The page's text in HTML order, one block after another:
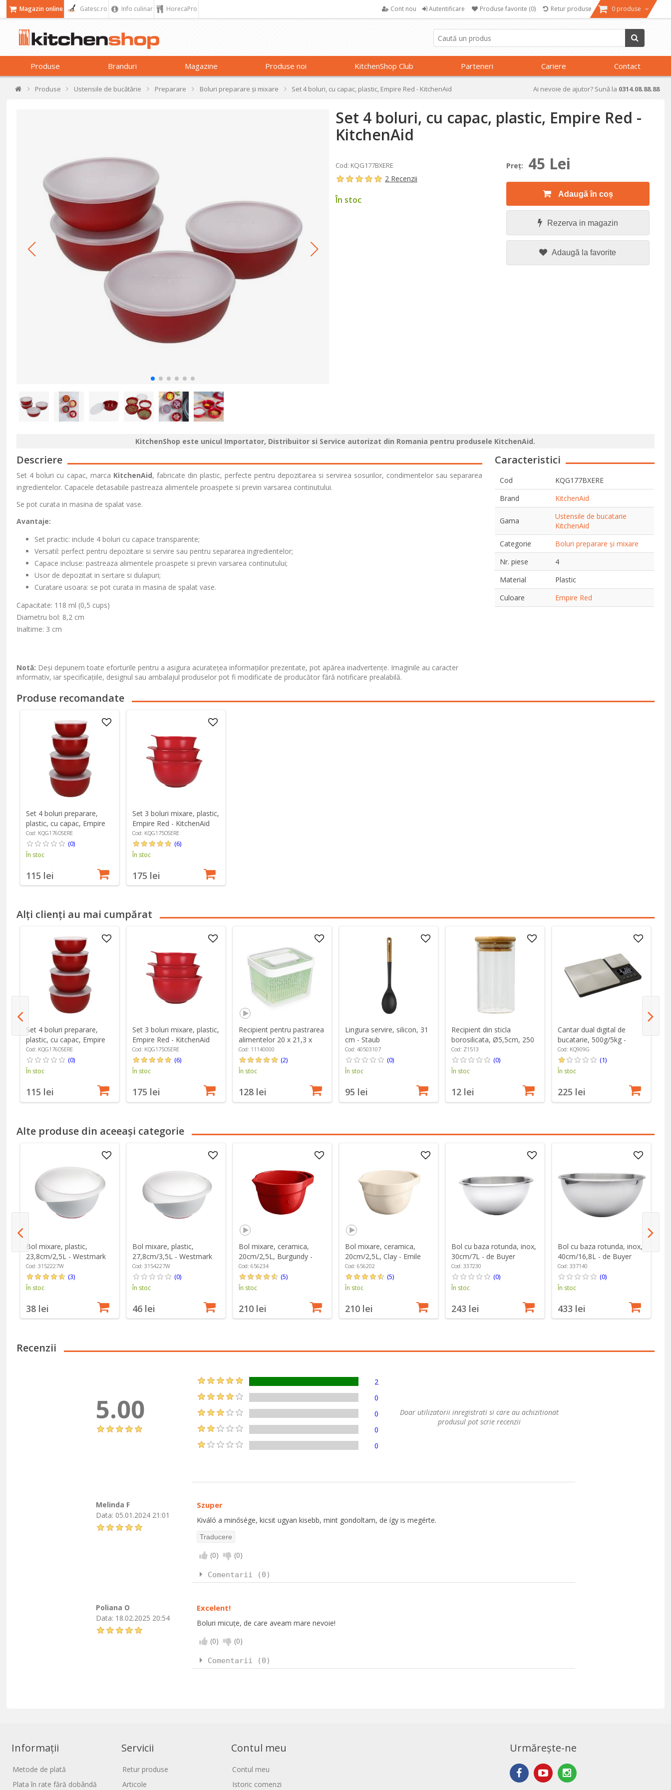
Magazin online Gatesc.ro Info culinar HorecaPro Cont nou Autentificare Produse favorite (0) Retur produse 0 produse
Produse Branduri Magazine Produse noi KitchenShop Club Parteneri Cariere Contact
Produse Ustensile de bucătărie Preparare Boluri preparare și mixare Set 4 boluri, cu capac, plastic, Empire Red - KitchenAid Ai nevoie de ajutor? Sună la 0314.08.88.88
Set 4 boluri, cu capac, plastic, Empire Red -
KitchenAid
Cod: KQG177BXERE
2 Recenzii
În stoc
Preţ: 45 Lei
Adaugă în coș
Rezerva in magazin
Adaugă la favorite
KitchenShop este unicul Importator, Distribuitor si Service autorizat din Romania pentru produsele KitchenAid.
Descriere
Set 4 boluri cu capac, marca KitchenAid, fabricate din plastic, perfecte pentru depozitarea si servirea sosurilor, condimentelor sau separarea
ingredientelor. Capacele detasabile pastreaza alimentele proaspete si previn varsarea continutului.
Se pot curata in masina de spalat vase.
Avantaje:
Set practic: include 4 boluri cu capace transparente;
Versatil: perfect pentru depozitare si servire sau pentru separarea ingredientelor;
Capace incluse: pastreaza alimentele proaspete si previn varsarea continutului;
Usor de depozitat in sertare si dulapuri;
Curatare usoara: se pot curata in masina de spalat vase.
Capacitate: 118 ml (0,5 cups)
Diametru bol: 8,2 cm
Inaltime: 3 cm
Caracteristici
Cod
KQG177BXERE
Brand
KitchenAid
Gama
Ustensile de bucatarie
KitchenAid
Categorie
Boluri preparare și mixare
Nr. piese
4
Material
Plastic
Culoare
Empire Red
Notă: Deși depunem toate eforturile pentru a asigura acuratețea informațiilor prezentate, pot apărea inadvertențe. Imaginile au caracter
informativ, iar specificațiile, designul sau ambalajul produselor pot fi modificate de producător fără notificare prealabilă.
Produse recomandate
Set 4 boluri preparare,
plastic, cu capac, Empire
Red - KitchenAid
Cod: KQG176OSERE
(0)
În stoc
115 lei
Set 3 boluri mixare, plastic,
Empire Red - KitchenAid
Cod: KQG175OSERE
(6)
În stoc
175 lei
Alți clienți au mai cumpărat
Set 4 boluri preparare,
plastic, cu capac, Empire
Red - KitchenAid
Cod: KQG176OSERE
(0)
În stoc
115 lei
Set 3 boluri mixare, plastic,
Empire Red - KitchenAid
Cod: KQG175OSERE
(6)
În stoc
175 lei
Recipient pentru pastrarea
alimentelor 20 x 21,3 x
15,3 cm, 4 L, "GreenSaver"
- OXO
Cod: 11140000
(2)
În stoc
128 lei
Lingura servire, silicon, 31
cm - Staub
Cod: 40503107
(0)
În stoc
95 lei
Recipient din sticla
borosilicata, Ø5,5cm, 250
ml - Zokura
Cod: Z1513
(0)
În stoc
12 lei
Cantar dual digital de
bucatarie, 500g/5kg -
KitchenAid
Cod: KQ909G
(1)
În stoc
225 lei
Alte produse din aceeași categorie
Bol mixare, plastic,
23,8cm/2,5L - Westmark
Cod: 3152227W
(3)
În stoc
38 lei
Bol mixare, plastic,
27,8cm/3,5L - Westmark
Cod: 3154227W
(0)
În stoc
46 lei
Bol mixare, ceramica,
20cm/2,5L, Burgundy -
Emile Henry
Cod: 656234
(5)
În stoc
210 lei
Bol mixare, ceramica,
20cm/2,5L, Clay - Emile
Henry
Cod: 656202
(5)
În stoc
210 lei
Bol cu baza rotunda, inox,
30cm/7L - de Buyer
Cod: 337230
(0)
În stoc
243 lei
Bol cu baza rotunda, inox,
40cm/16,8L - de Buyer
Cod: 337140
(0)
În stoc
433 lei
Recenzii
5.00
2
0
0
0
0
Doar utilizatorii inregistrati si care au achizitionat
produsul pot scrie recenzii
Melinda F
Data: 05.01.2024 21:01
Szuper
Kiváló a minősége, kicsit ugyan kisebb, mint gondoltam, de így is megérte.
(0) (0)
Comentarii (0)
Poliana O
Data: 18.02.2025 20:54
Excelent!
Boluri micuțe, de care aveam mare nevoie!
(0) (0)
Comentarii (0)
Informații
Metode de plată
Plata în rate fără dobândă
Servicii
Retur produse
Articole
Contul meu
Contul meu
Istoric comenzi
Urmărește-ne